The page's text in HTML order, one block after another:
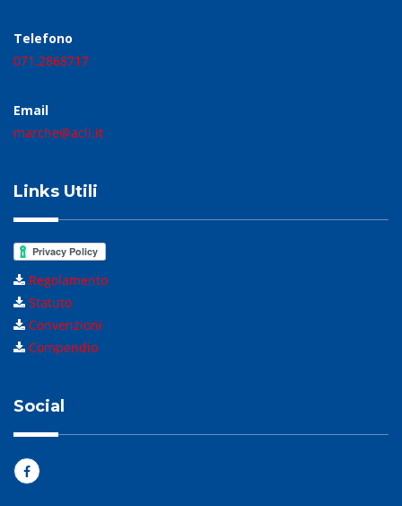
Telefono
071.2868717
Email
marche@acli.it
Links Utili
Regolamento
Statuto
Convenzioni
Compendio
Social